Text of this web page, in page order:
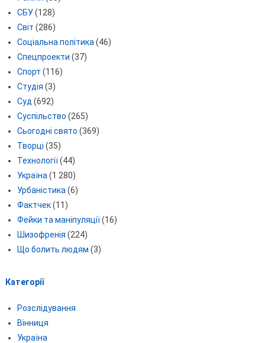
СБУ(128)
Світ (286)
Соціальна політика (46)
Спецпроекти (37)
Спорт (116)
Студія (3)
Суд (692)
Суспільство (265)
Сьогодні свято (369)
Творці (35)
Технології(44)
Україна (1 280)
Урбаністика (6)
Фактчек(11)
Фейки та маніпуляції(16)
Шизофренія (224)
Що болить людям (3)
Категорії
Розслідування
Вінниця
Україна